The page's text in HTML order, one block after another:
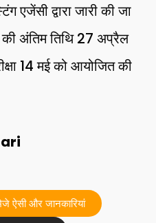
द्वारा जारी की जा
अंतिम तिथि 27 अप्रैल
14 मई को आयोजित की
ऐसी और जानकारियां